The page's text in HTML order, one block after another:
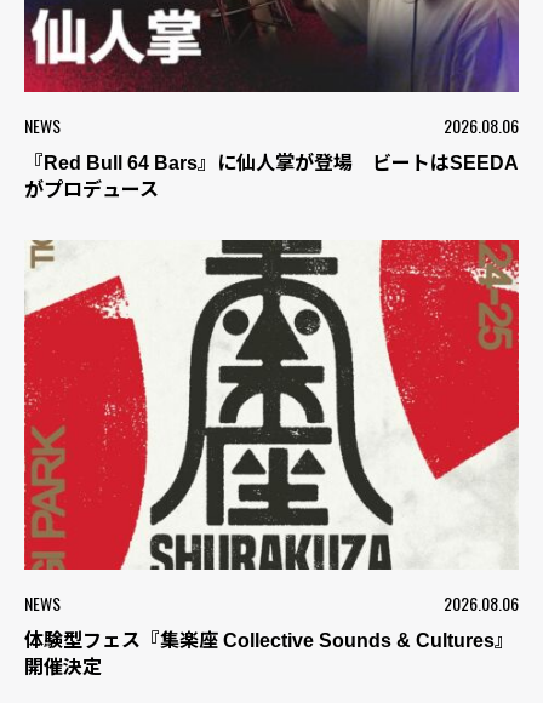
NEWS 2026.08.06
『Red Bull 64 Bars』に仙人掌が登場 ビートはSEEDA
がプロデュース
NEWS 2026.08.06
体験型フェス『集楽座 Collective Sounds & Cultures』
開催決定